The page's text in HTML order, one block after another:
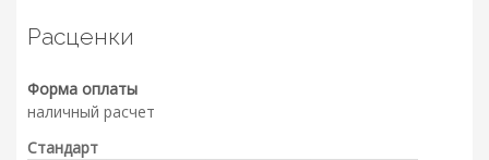
Расценки
Форма оплаты
наличный расчет
Стандарт